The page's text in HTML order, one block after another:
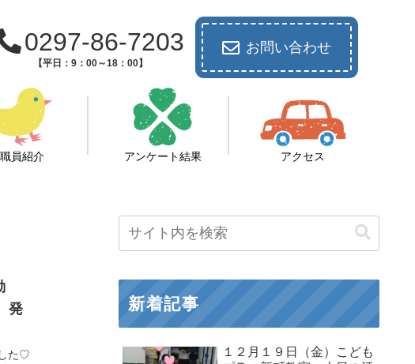
0297-86-7203
【平日：9：00～18：00】
お問い合わせ
職員紹介 アンケート結果 アクセス
発
た♡
新着記事
１２月１９日（金）こども